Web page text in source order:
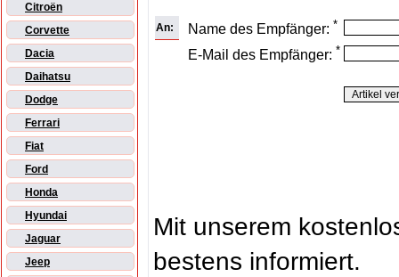
Citroën
Corvette
Dacia
Daihatsu
Dodge
Ferrari
Fiat
Ford
Honda
Hyundai
Jaguar
Jeep
An: Name des Empfänger: *
E-Mail des Empfänger: *
Mit unserem
bestens informiert.